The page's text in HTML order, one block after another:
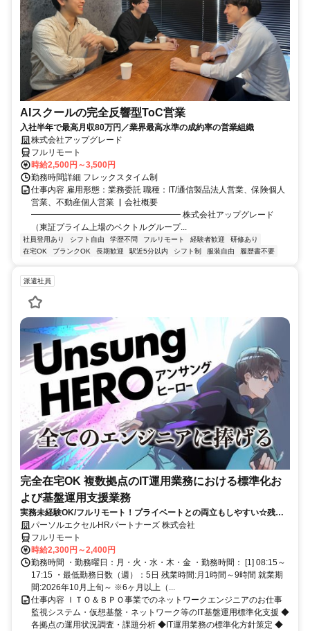
AIスクールの完全反響型ToC営業
入社半年で最高月収80万円／業界最高水準の成約率の営業組織
株式会社アップグレード
フルリモート
時給2,500円～3,500円
勤務時間詳細 フレックスタイム制
仕事内容 雇用形態：業務委託 職種：IT/通信製品法人営業、保険個人
営業、不動産個人営業 ▏会社概要
━━━━━━━━━━━━━━━━━━ 株式会社アップグレード
（東証プライム上場のベクトルグループ...
社員登用あり シフト自由 学歴不問 フルリモート 経験者歓迎
研修あり
在宅OK
ブランクOK 長期歓迎 駅近5分以内 シフト制 服装自由 履歴書不要
派遣社員
完全在宅OK 複数拠点のIT運用業務における標準化お
よび基盤運用支援業務
実務未経験OK/フルリモート！プライベートとの両立もしやすい☆残業
ちょっと♪
パーソルエクセルHRパートナーズ 株式会社
フルリモート
時給2,300円～2,400円
勤務時間 ・勤務曜日：月・火・水・木・金 ・勤務時間： [1] 08:15～
17:15 ・最低勤務日数（週）：5日 残業時間:月1時間～9時間 就業期
間:2026年10月上旬～ ※6ヶ月以上（...
仕事内容 ＩＴＯ＆ＢＰＯ事業でのネットワークエンジニアのお仕事
監視システム・仮想基盤・ネットワーク等のIT基盤運用標準化支援 ◆
各拠点の運用状況調査・課題分析 ◆IT運用業務の標準化方針策定 ◆